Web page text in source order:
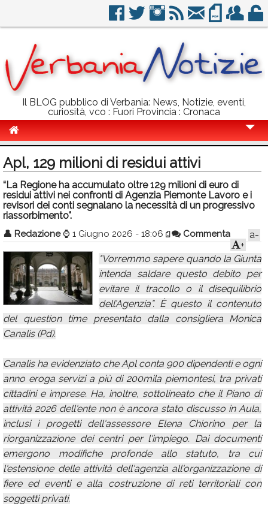
Il BLOG pubblico di Verbania: News, Notizie, eventi,
curiosità, vco : Fuori Provincia : Cronaca
Politica
Sport
Eventi
Info Utili
Rubriche
Calendario
Annunci
Apl, 129 milioni di residui attivi
“La Regione ha accumulato oltre 129 milioni di euro di
residui attivi nei confronti di Agenzia Piemonte Lavoro e i
revisori dei conti segnalano la necessità di un progressivo
riassorbimento".
👤 Redazione ⌚ 1 Giugno 2026 - 18:06 Commenta
a-
+
"Vorremmo sapere quando la Giunta
intenda saldare questo debito per
evitare il tracollo o il disequilibrio
dell’Agenzia”. È questo il contenuto
del question time presentato dalla consigliera Monica
Canalis (Pd).
Canalis ha evidenziato che Apl conta 900 dipendenti e ogni
anno eroga servizi a più di 200mila piemontesi, tra privati
cittadini e imprese. Ha, inoltre, sottolineato che il Piano di
attività 2026 dell'ente non è ancora stato discusso in Aula,
inclusi i progetti dell'assessore Elena Chiorino per la
riorganizzazione dei centri per l'impiego. Dai documenti
emergono modifiche profonde allo statuto, tra cui
l'estensione delle attività dell'agenzia all'organizzazione di
fiere ed eventi e alla costruzione di reti territoriali con
soggetti privati.